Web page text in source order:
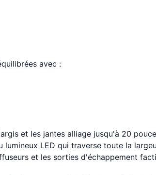
avec :
et les jantes alliage jusqu'à 20
LED qui traverse toute la
et les sorties d'échappement